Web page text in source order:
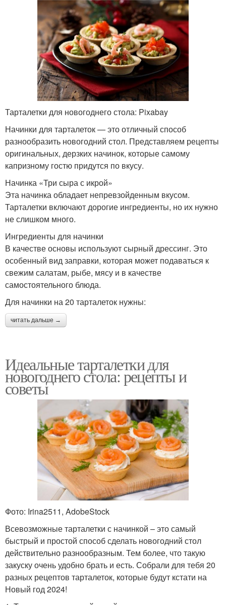
Тарталетки для новогоднего стола: Pixabay
Начинки для тарталеток — это отличный способ
разнообразить новогодний стол. Представляем рецепты
оригинальных, дерзких начинок, которые самому
капризному гостю придутся по вкусу.
Начинка «Три сыра с икрой»
Эта начинка обладает непревзойденным вкусом.
Тарталетки включают дорогие ингредиенты, но их нужно
не слишком много.
Ингредиенты для начинки
В качестве основы используют сырный дрессинг. Это
особенный вид заправки, которая может подаваться к
свежим салатам, рыбе, мясу и в качестве
самостоятельного блюда.
Для начинки на 20 тарталеток нужны:
читать дальше →
Идеальные тарталетки для
новогоднего стола: рецепты и
советы
Фото: Irina2511, AdobeStock
Всевозможные тарталетки с начинкой – это самый
быстрый и простой способ сделать новогодний стол
действительно разнообразным. Тем более, что такую
закуску очень удобно брать и есть. Собрали для тебя 20
разных рецептов тарталеток, которые будут кстати на
Новый год 2024!